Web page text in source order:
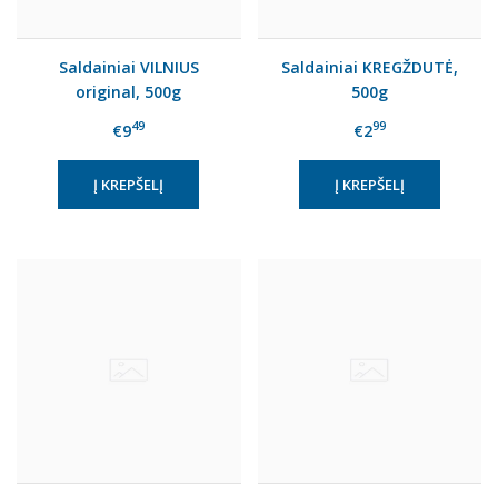
Saldainiai VILNIUS
original, 500g
€949
Saldainiai KREGŽDUTĖ,
500g
€299